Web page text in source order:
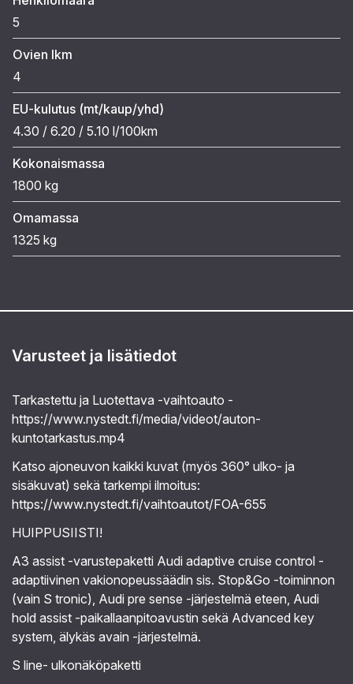
5
Ovien lkm
4
EU-kulutus (mt/kaup/yhd)
4.30 / 6.20 / 5.10 l/100km
Kokonaismassa
1800 kg
Omamassa
1325 kg
Varusteet ja lisätiedot
Tarkastettu ja Luotettava -vaihtoauto -
https://www.nystedt.fi/media/videot/auton-
kuntotarkastus.mp4
Katso ajoneuvon kaikki kuvat (myös 360° ulko- ja
sisäkuvat) sekä tarkempi ilmoitus:
https://www.nystedt.fi/vaihtoautot/FOA-655
HUIPPUSIISTI!
A3 assist -varustepaketti Audi adaptive cruise control -
adaptiivinen vakionopeussäädin sis. Stop&Go -toiminnon
(vain S tronic), Audi pre sense -järjestelmä eteen, Audi
hold assist -paikallaanpitoavustin sekä Advanced key
system, älykäs avain -järjestelmä.
S line- ulkonäköpaketti